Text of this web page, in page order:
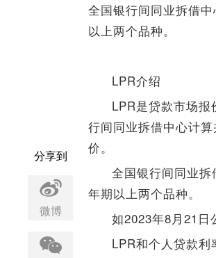
全国银行间同业拆借
以上两个品种。
LPR介绍
LPR是贷款市场
行间同业拆借中心计
价。
全国银行间同业
年期以上两个品种。
如2023年8月21日
LPR和个人贷款利
分享到
微博